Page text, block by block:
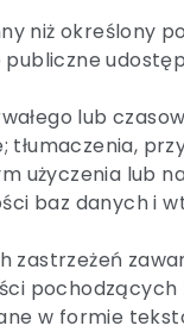
niż określony
lub
użyczenia lub
baz danych i
w formie